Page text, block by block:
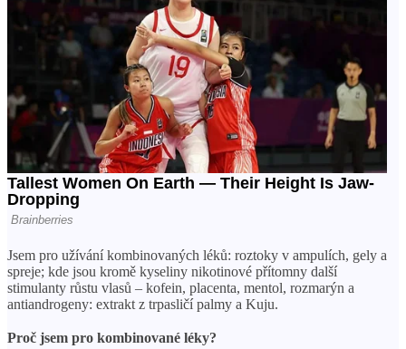
Jsem pro užívání kombinovaných léků: roztoky v ampulích, gely a
spreje; kde jsou kromě kyseliny nikotinové přítomny další
stimulanty růstu vlasů – kofein, placenta, mentol, rozmarýn a
antiandrogeny: extrakt z trpasličí palmy a Kuju.
Proč jsem pro kombinované léky?